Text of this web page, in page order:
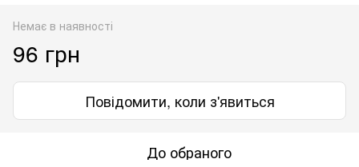
Немає в наявності
96 грн
Повідомити, коли з'явиться
До обраного